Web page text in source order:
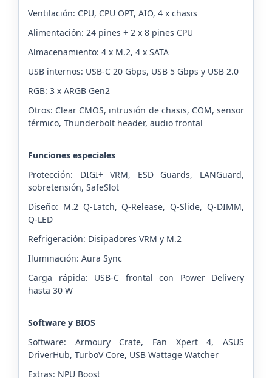
Ventilación: CPU, CPU OPT, AIO, 4 x chasis
Alimentación: 24 pines + 2 x 8 pines CPU
Almacenamiento: 4 x M.2, 4 x SATA
USB internos: USB-C 20 Gbps, USB 5 Gbps y USB 2.0
RGB: 3 x ARGB Gen2
Otros: Clear CMOS, intrusión de chasis, COM, sensor
térmico, Thunderbolt header, audio frontal
Funciones especiales
Protección: DIGI+ VRM, ESD Guards, LANGuard,
sobretensión, SafeSlot
Diseño: M.2 Q-Latch, Q-Release, Q-Slide, Q-DIMM,
Q-LED
Refrigeración: Disipadores VRM y M.2
Iluminación: Aura Sync
Carga rápida: USB-C frontal con Power Delivery
hasta 30 W
Software y BIOS
Software: Armoury Crate, Fan Xpert 4, ASUS
DriverHub, TurboV Core, USB Wattage Watcher
Extras: NPU Boost